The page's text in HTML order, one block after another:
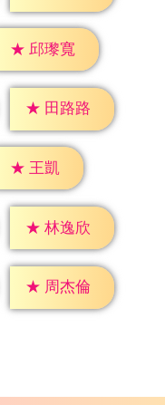
★ 邱瓈寬
★ 田路路
★ 王凱
★ 林逸欣
★ 周杰倫